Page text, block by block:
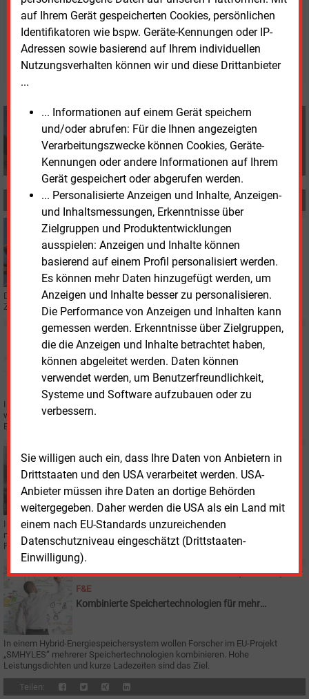
auf Ihrem Gerät gespeicherten Cookies, persönlichen
Identifikatoren wie bspw. Geräte-Kennungen oder IP-
Adressen sowie basierend auf Ihrem individuellen
Nutzungsverhalten können wir und diese Drittanbieter
...
... Informationen auf einem Gerät speichern
und/oder abrufen: Für die Ihnen angezeigten
Verarbeitungszwecke können Cookies, Geräte-
Kennungen oder andere Informationen auf Ihrem
Gerät gespeichert oder abgerufen werden.
... Personalisierte Anzeigen und Inhalte, Anzeigen-
und Inhaltsmessungen, Erkenntnisse über
Zielgruppen und Produktentwicklungen
ausspielen: Anzeigen und Inhalte können
basierend auf einem Profil personalisiert werden.
Es können mehr Daten hinzugefügt werden, um
Anzeigen und Inhalte besser zu personalisieren.
Die Performance von Anzeigen und Inhalten kann
gemessen werden. Erkenntnisse über Zielgruppen,
die die Anzeigen und Inhalte betrachtet haben,
können abgeleitet werden. Daten können
verwendet werden, um Benutzerfreundlichkeit,
Systeme und Software aufzubauen oder zu
verbessern.
Sie willigen auch ein, dass Ihre Daten von Anbietern in
Drittstaaten und den USA verarbeitet werden. USA-
Anbieter müssen ihre Daten an dortige Behörden
weitergegeben. Daher werden die USA als ein Land mit
einem nach EU-Standards unzureichenden
Datenschutzniveau eingeschätzt (Drittstaaten-
Einwilligung).
Donnerstag, 22.02.2024, 16:55 Uhr
Tom Weing�rtner
Tom Weingärtner
+49 (0) 8152 9311 0
info@energie-und-management.de
MEHR ZUM THEMA
Mittwoch, 13.03.2024, 14:02
PHOTOVOLTAIK
Boom bei Balkonkraftwerken und Speichern
Der Zubau von Photovoltaikleistung hat sich 2023 fast verdoppelt. Auch die
Zahl der zu Hause installierten Batteriespeicher ist rasant gestiegen.
Dienstag, 12.03.2024, 14:08
WINDKRAFT
Badenova-Windpark erreicht wichtigen Meilenstein
In den Ausbau der regionalen Windkraft rund um das baden-
württembergische Sinsheim kommt nach einer Gemeinderatsentscheidung
Bewegung.
Mittwoch, 28.02.2024, 14:09
STROMNETZ
Netzanschlüssen vor
Immer mehr Erneuerbare-Energien-Anlagen, Speicher und Wärmepumpen
müssen ans Stromnetz angeschlossen werden. Dafür gibt es jetzt eine
Fokus-Agenda des Bundeswirtschaftsministeriums.
Mittwoch, 28.02.2024, 13:59
F&E
Kombinierte Speichertechnologien für mehr
In einem Hybrid-Energiespeichersystem wollen Forscher im EU-Projekt
„SMHYLES“ mehrerer Speichertechnologien kombinieren. Hohe
Leistungsdichten und kurze Ladezeiten sind das Ziel.
Teilen: